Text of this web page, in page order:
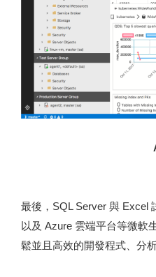
最後，SQL Server 與 Excel
以及 Azure 雲端平台等微軟
鬆並且高效的開發程式、分